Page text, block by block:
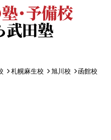
・予備校
武田塾
札幌麻生校 旭川校
函館校